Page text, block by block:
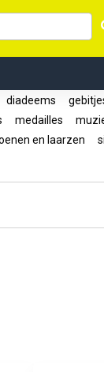
diadeems
medailles
en laarzen